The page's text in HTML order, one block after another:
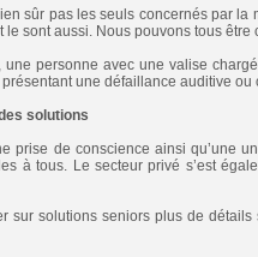
sûr pas les seuls concernés par
le sont aussi. Nous pouvons tous
une personne avec une valise
une défaillance auditive
solutions
prise de conscience ainsi qu’une
à tous. Le secteur privé s’est
sur solutions seniors plus de